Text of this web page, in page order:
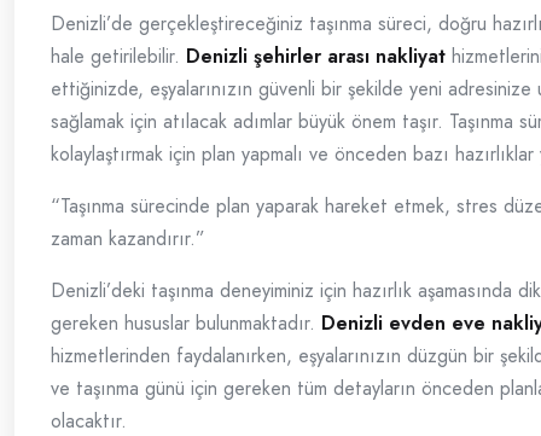
Denizli’de gerçekleştireceğiniz taşınma süreci, doğru
hale getirilebilir. Denizli şehirler arası nakliyat
ettiğinizde, eşyalarınızın güvenli bir şekilde yeni adresinize
sağlamak için atılacak adımlar büyük önem taşır. Taşınma
kolaylaştırmak için plan yapmalı ve önceden bazı hazırlıklar
“Taşınma sürecinde plan yaparak hareket etmek, stres
zaman kazandırır.”
Denizli’deki taşınma deneyiminiz için hazırlık aşamasında
gereken hususlar bulunmaktadır. Denizli evden eve
hizmetlerinden faydalanırken, eşyalarınızın düzgün bir
ve taşınma günü için gereken tüm detayların önceden
olacaktır.